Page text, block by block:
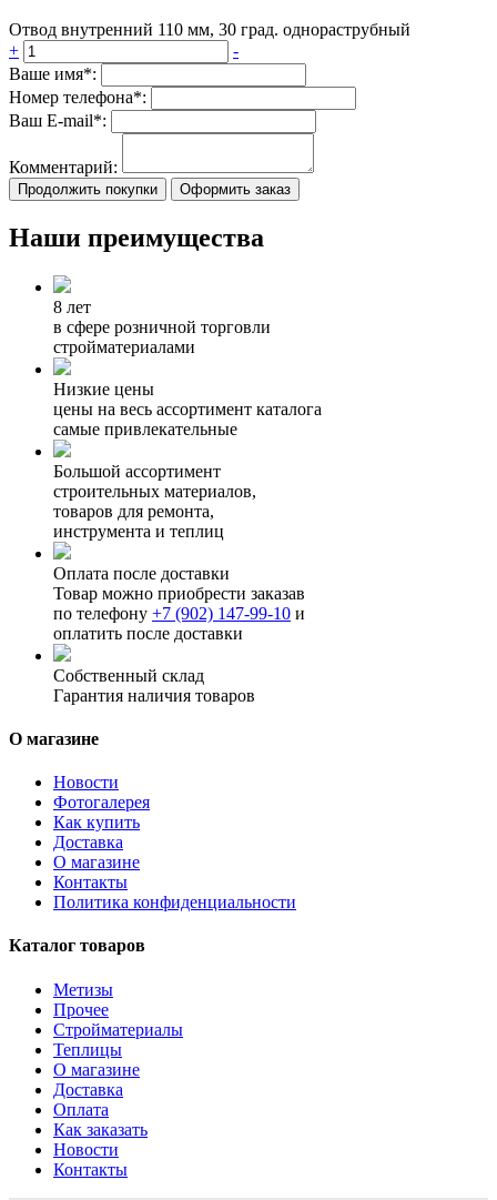
Отвод внутренний 110 мм, 30 град. однораструбный
+
-
Ваше имя*:
Номер телефона*:
Ваш E-mail*:
Комментарий:
Продолжить покупки Оформить заказ
Наши преимущества
8 лет
в сфере розничной торговли
стройматериалами
Низкие цены
цены на весь ассортимент каталога
самые привлекательные
Большой ассортимент
строительных материалов,
товаров для ремонта,
инструмента и теплиц
Оплата после доставки
Товар можно приобрести заказав
по телефону +7 (902) 147-99-10 и
оплатить после доставки
Собственный склад
Гарантия наличия товаров
О магазине
Новости
Фотогалерея
Как купить
Доставка
О магазине
Контакты
Политика конфиденциальности
Каталог товаров
Метизы
Прочее
Стройматериалы
Теплицы
О магазине
Доставка
Оплата
Как заказать
Новости
Контакты